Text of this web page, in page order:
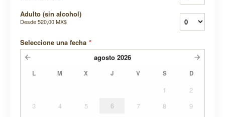
Adulto (sin alcohol)
Desde520,00 MX$
Seleccione una fecha *
agosto 2026
L M X J V S D
1
2
3
4 5 6 7 8
9